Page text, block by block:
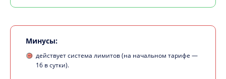
Минусы:
действует система лимитов (на начальном тарифе —
16 в сутки).